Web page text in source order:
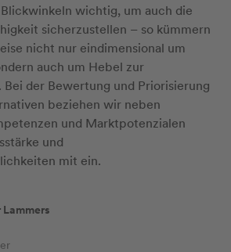
wichtig, um auch die
sicherzustellen – so kümmern
nicht nur eindimensional um
auch um Hebel zur
Bei der Bewertung und Priorisierung
beziehen wir neben
und Marktpotenzialen
und
mit ein.
Lammers